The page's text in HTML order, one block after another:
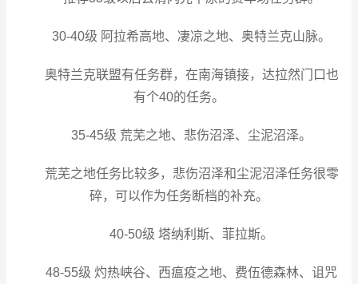
30-40级 阿拉希高地、凄凉之地、奥特兰克山脉。
奥特兰克联盟有任务群，在南海镇接，达拉然门口也
有个40的任务。
35-45级 荒芜之地、悲伤沼泽、尘泥沼泽。
荒芜之地任务比较多，悲伤沼泽和尘泥沼泽任务很零
碎，可以作为任务断档的补充。
40-50级 塔纳利斯、菲拉斯。
48-55级 灼热峡谷、西瘟疫之地、费伍德森林、诅咒